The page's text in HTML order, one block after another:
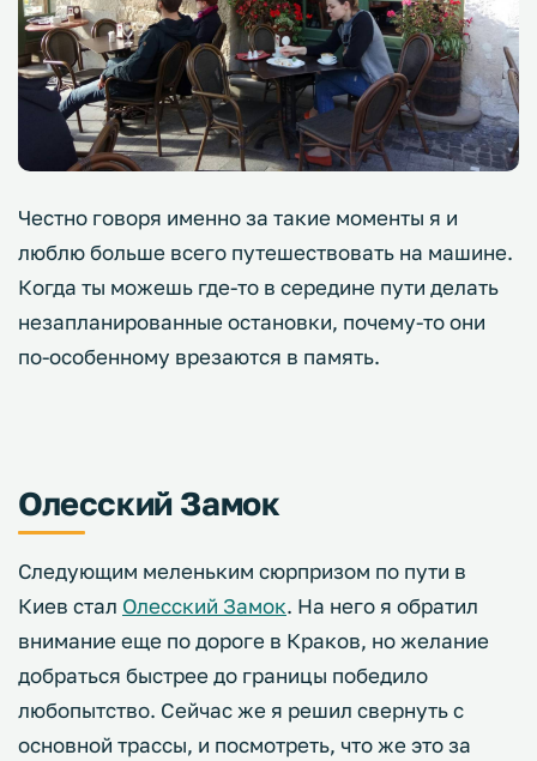
Честно говоря именно за такие моменты я и
люблю больше всего путешествовать на машине.
Когда ты можешь где-то в середине пути делать
незапланированные остановки, почему-то они
по-особенному врезаются в память.
Олесский Замок
Следующим меленьким сюрпризом по пути в
Киев стал Олесский Замок. На него я обратил
внимание еще по дороге в Краков, но желание
добраться быстрее до границы победило
любопытство. Сейчас же я решил свернуть с
основной трассы, и посмотреть, что же это за